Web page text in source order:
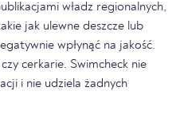
władz regionalnych,
jak ulewne deszcze lub
wpłynąć na jakość.
cerkarie. Swimcheck nie
i nie udziela żadnych